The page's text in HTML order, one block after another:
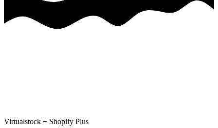
Virtualstock + Shopify Plus